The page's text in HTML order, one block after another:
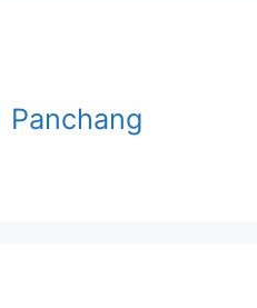
Panchang